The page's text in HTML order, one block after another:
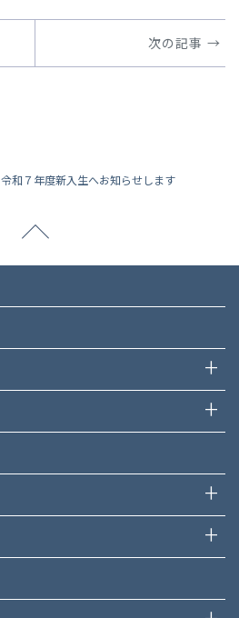
次の記事
令和７年度新入生へお知らせします